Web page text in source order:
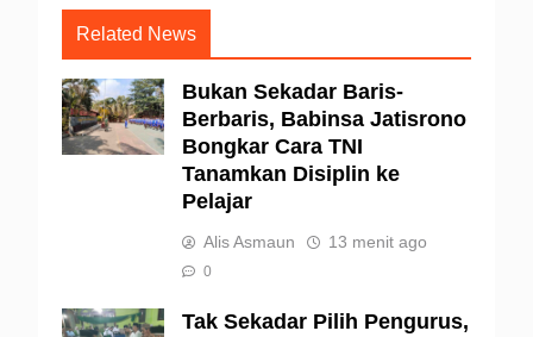
Related News
Bukan Sekadar Baris-
Berbaris, Babinsa Jatisrono
Bongkar Cara TNI
Tanamkan Disiplin ke
Pelajar
Alis Asmaun 13 menit ago
0
Tak Sekadar Pilih Pengurus,